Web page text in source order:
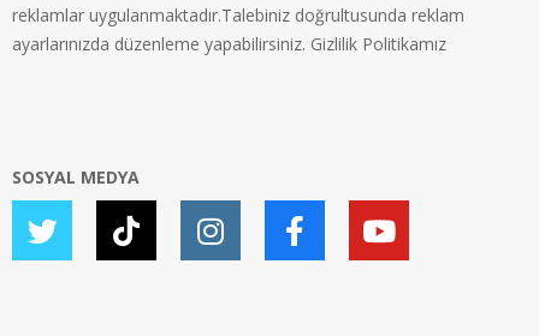
reklamlar uygulanmaktadır.Talebiniz doğrultusunda reklam
ayarlarınızda düzenleme yapabilirsiniz. Gizlilik Politikamız
SOSYAL MEDYA